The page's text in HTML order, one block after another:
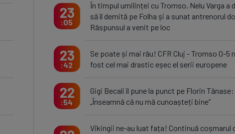
23
05
În timpul umilinței cu Tromso, Nelu Varga a
să îl demită pe Folha și a sunat antrenorul
Răspunsul a venit pe loc
23
42
Se poate și mai rău! CFR Cluj - Tromso 0-5
fost cel mai drastic eșec el serii europene
22
54
Gigi Becali îl pune la punct pe Florin Tănase:
„Înseamnă că nu mă cunoașteți bine”
Vikingii ne-au luat fața! Continuă coșmarul